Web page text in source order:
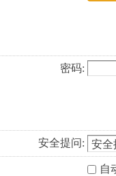
密码:
安全提问:
自